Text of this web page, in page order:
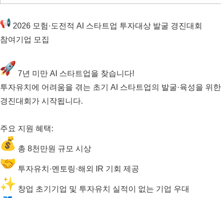
2026 모험·도전적 AI 스타트업 투자대상 발굴 경진대회
참여기업 모집
7년 미만 AI 스타트업을 찾습니다!
투자유치에 어려움을 겪는 초기 AI 스타트업의 발굴·육성을 위한
경진대회가 시작됩니다.
주요 지원 혜택:
총 8천만원 규모 시상
투자유치·멘토링·해외 IR 기회 제공
창업 초기기업 및 투자유치 실적이 없는 기업 우대